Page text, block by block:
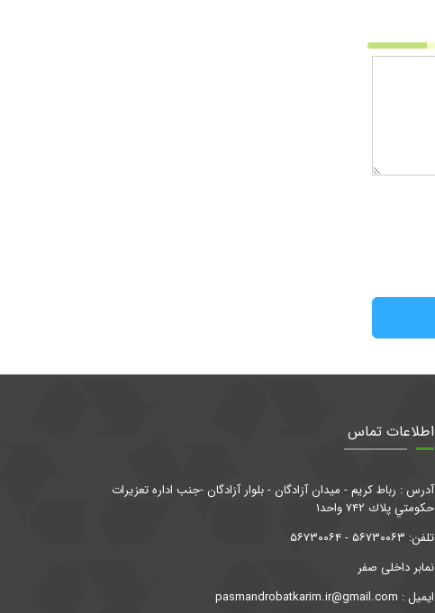
اطلاعات تماس
آدرس : رباط كريم - ميدان آزادگان - بلوار آزادگان -جنب اداره تعزيرات
حكومتي پلاك ۷۴۲ واحد۱
تلفن: ۵۶۷۳۰۰۶۳ - ۵۶۷۳۰۰۶۴
نمابر داخلی صفر
ايميل : pasmandrobatkarim.ir@gmail.com